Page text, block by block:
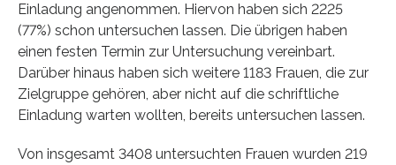
Einladung angenommen. Hiervon haben sich 2225
(77%) schon untersuchen lassen. Die übrigen haben
einen festen Termin zur Untersuchung vereinbart.
Darüber hinaus haben sich weitere 1183 Frauen, die zur
Zielgruppe gehören, aber nicht auf die schriftliche
Einladung warten wollten, bereits untersuchen lassen.
Von insgesamt 3408 untersuchten Frauen wurden 219